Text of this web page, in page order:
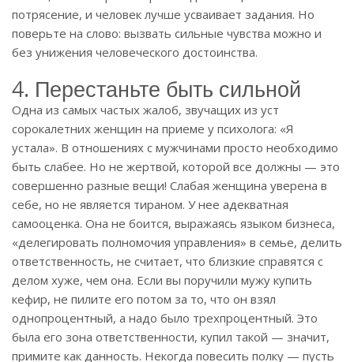
потрясение, и человек лучше усваивает задания. Но
поверьте на слово: вызвать сильные чувства можно и
без унижения человеческого достоинства.
4. Перестаньте быть сильной
Одна из самых частых жалоб, звучащих из уст
сорокалетних женщин на приеме у психолога: «Я
устала». В отношениях с мужчинами просто необходимо
быть слабее. Но не жертвой, которой все должны — это
совершенно разные вещи! Слабая женщина уверена в
себе, но не является тираном. У нее адекватная
самооценка. Она не боится, выражаясь языком бизнеса,
«делегировать полномочия управления» в семье, делить
ответственность, не считает, что близкие справятся с
делом хуже, чем она. Если вы поручили мужу купить
кефир, не пилите его потом за то, что он взял
однопроцентный, а надо было трехпроцентный. Это
была его зона ответственности, купил такой — значит,
примите как данность. Некогда повесить полку — пусть